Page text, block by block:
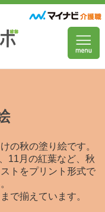
の秋の塗り絵です。
11月の紅葉など、秋
トをプリント形式で
で揃えています。